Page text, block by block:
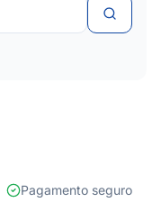
Pagamento seguro